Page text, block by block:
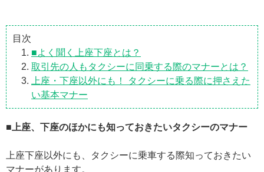
目次
■よく聞く上座下座とは？
取引先の人もタクシーに同乗する際のマナーとは？
上座・下座以外にも！ タクシーに乗る際に押さえた
い基本マナー
■上座、下座のほかにも知っておきたいタクシーのマナー
上座下座以外にも、タクシーに乗車する際知っておきたい
マナーがあります。